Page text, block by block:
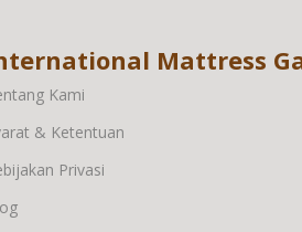
Mattress
Kami
& Ketentuan
Privasi